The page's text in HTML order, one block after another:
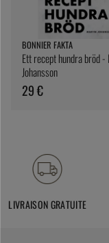
BONNIER FAKTA
Ett recept hundra bröd
Johansson
29 €
LIVRAISON GRATUITE